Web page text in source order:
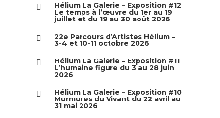
Hélium La Galerie – Exposition #12
Le temps à l’œuvre du 1er au 19
juillet et du 19 au 30 août 2026
22e Parcours d’Artistes Hélium –
3-4 et 10-11 octobre 2026
Hélium La Galerie – Exposition #11
L’humaine figure du 3 au 28 juin
2026
Hélium La Galerie – Exposition #10
Murmures du Vivant du 22 avril au
31 mai 2026